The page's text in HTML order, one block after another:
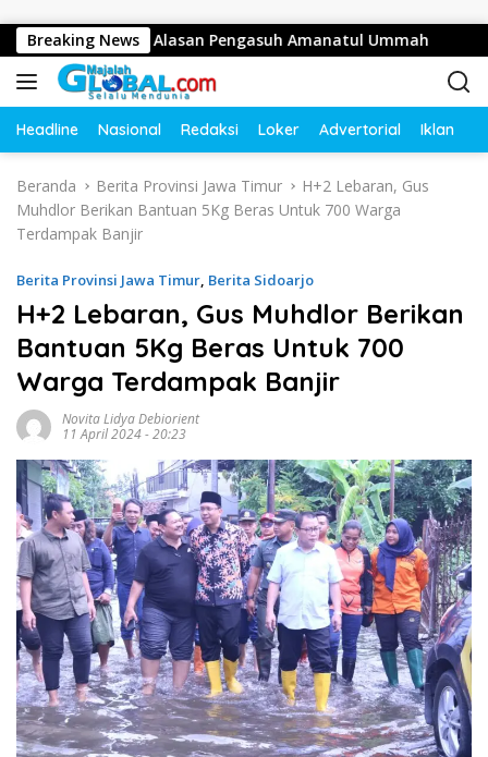
Breaking News
Juta, Ini Alasan Pengasuh Amanatul Ummah
Headline Nasional Redaksi Loker Advertorial Iklan
Beranda Berita Provinsi Jawa Timur
H+2 Lebaran, Gus
Muhdlor Berikan Bantuan 5Kg Beras Untuk 700 Warga
Terdampak Banjir
Berita Provinsi Jawa Timur, Berita Sidoarjo
H+2 Lebaran, Gus Muhdlor Berikan
Bantuan 5Kg Beras Untuk 700
Warga Terdampak Banjir
Novita Lidya Debiorient
11 April 2024 - 20:23